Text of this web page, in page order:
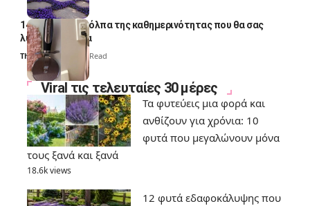
14 πανέξυπνα κόλπα της καθημερινότητας που θα σας
λύσουν τα χέρια
Thali Ombre 6 Min Read
Viral τις τελευταίες 30 μέρες
Τα φυτεύεις μια φορά και
ανθίζουν για χρόνια: 10
φυτά που μεγαλώνουν μόνα
τους ξανά και ξανά
18.6k views
12 φυτά εδαφοκάλυψης που